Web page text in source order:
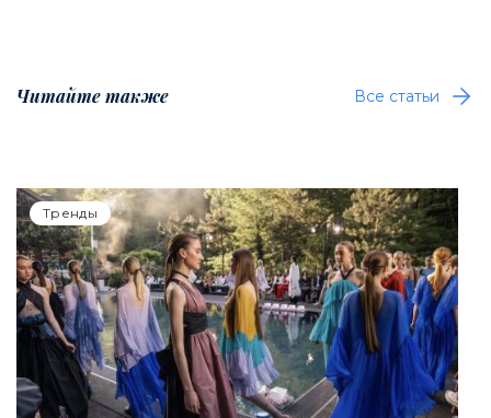
Читайте также Все статьи